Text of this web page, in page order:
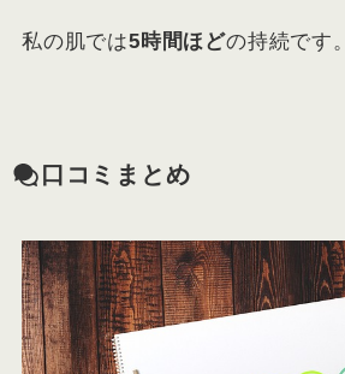
私の肌では5時間ほどの持続です。
口コミまとめ